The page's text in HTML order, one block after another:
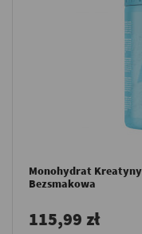
Monohydrat
Bezsmakowa
115,99 zł